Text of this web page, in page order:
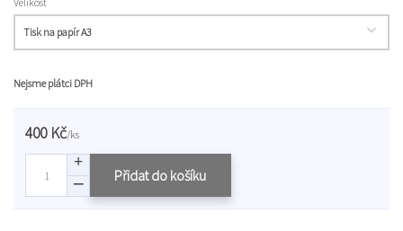
Nejsme plátci DPH
400 Kč/ks
Přidat do košíku